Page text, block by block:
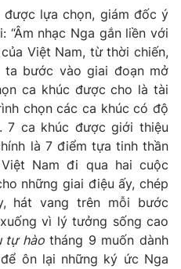
Podcast
được lựa chọn, giám đốc ý
“Âm nhạc Nga gắn liền với
Việt Nam, từ thời chiến,
ta bước vào giai đoạn mở
ca khúc được cho là tài
chọn các ca khúc có độ
7 ca khúc được giới thiệu
là 7 điểm tựa tinh thần
Nam đi qua hai cuộc
những giai điệu ấy, chép
hát vang trên mỗi bước
vì lý tưởng sống cao
tự hàotháng 9 muốn dành
ôn lại những ký ức Nga